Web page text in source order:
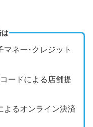
は
ネー･クレジット
ードによる店舗提
るオンライン決済